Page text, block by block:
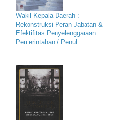
Wakil Kepala Daerah :
Rekonstruksi Peran Jabatan &
Efektifitas Penyelenggaraan
Pemerintahan / Penul....